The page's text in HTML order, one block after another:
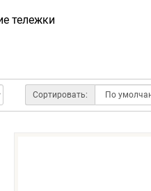
тележки
Сортировать: